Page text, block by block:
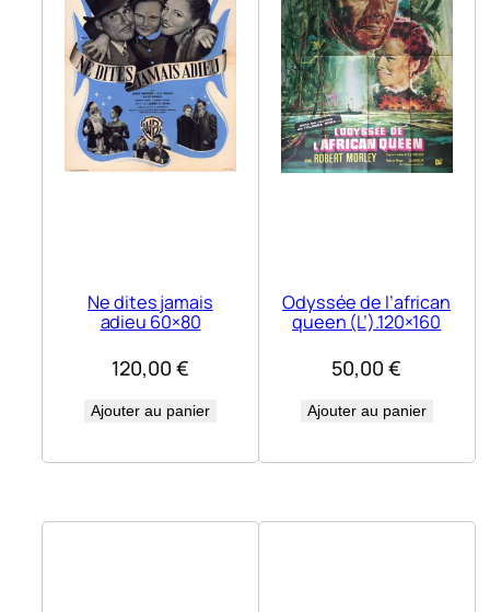
Ne dites jamais
adieu 60×80
120,00 €
Ajouter au panier
Odyssée de l’african
queen (L’).120×160
50,00 €
Ajouter au panier